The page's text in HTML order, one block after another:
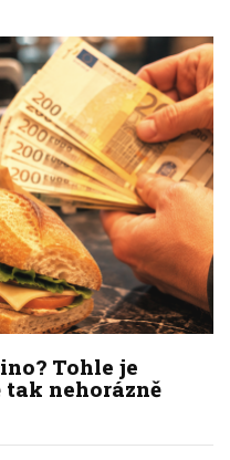
Tohle je
nehorázně